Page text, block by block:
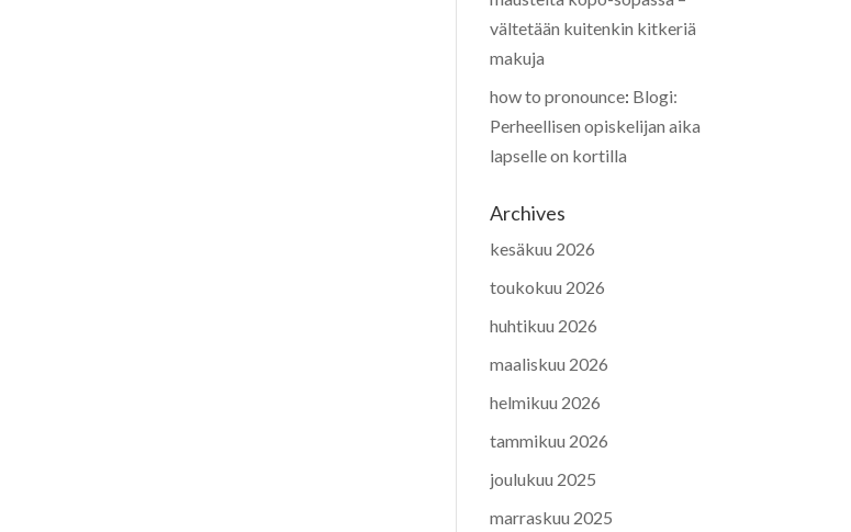
vältetään kuitenkin kitkeriä
makuja
how to pronounce: Blogi:
Perheellisen opiskelijan aika
lapselle on kortilla
Archives
kesäkuu 2026
toukokuu 2026
huhtikuu 2026
maaliskuu 2026
helmikuu 2026
tammikuu 2026
joulukuu 2025
marraskuu 2025